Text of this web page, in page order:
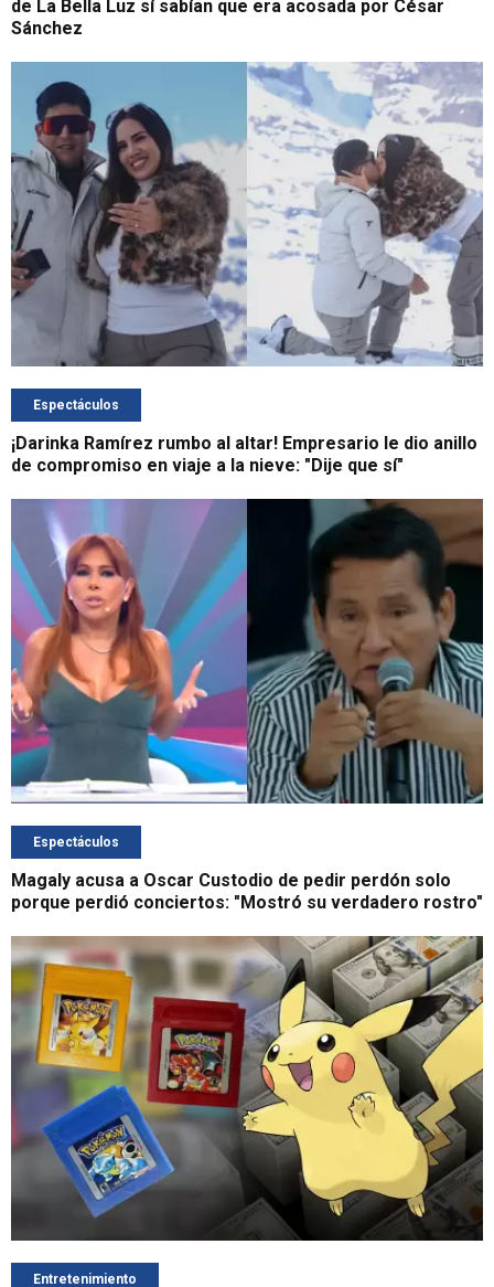
de La Bella Luz sí sabían que era acosada por César
Sánchez
Espectáculos
¡Darinka Ramírez rumbo al altar! Empresario le dio anillo
de compromiso en viaje a la nieve: "Dije que sí"
Espectáculos
Magaly acusa a Oscar Custodio de pedir perdón solo
porque perdió conciertos: "Mostró su verdadero rostro"
Entretenimiento